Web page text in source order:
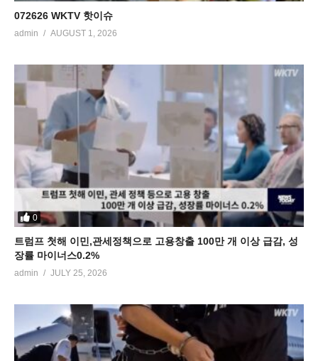
072626 WKTV 핫이슈
admin AUGUST 1, 2026
0
트럼프 첫해 이민,관세정책으로 고용창출 100만 개 이상 급감, 성
장률 마이너스0.2%
admin JULY 25, 2026